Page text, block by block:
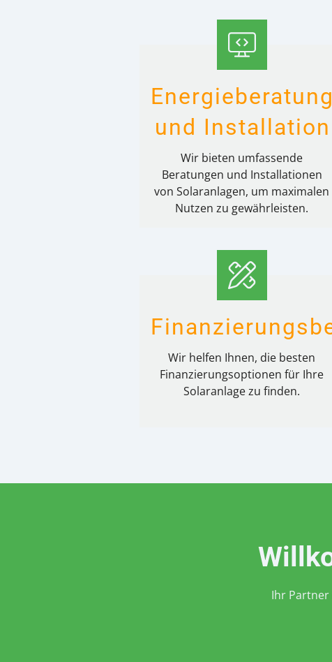
Energieberatung
und Installation
Wir bieten umfassende
Beratungen und Installationen
von Solaranlagen, um maximalen
Nutzen zu gewährleisten.
Wir helfen Ihnen, die besten
Finanzierungsoptionen für Ihre
Solaranlage zu finden.
Ihr Partner